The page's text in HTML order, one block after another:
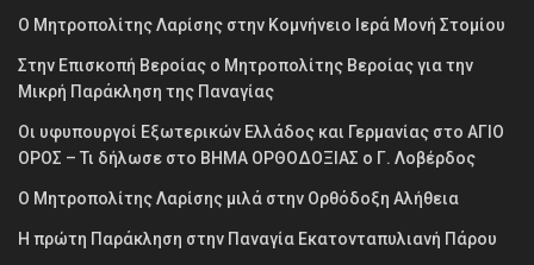
Ο Μητροπολίτης Λαρίσης στην Κομνήνειο Ιερά Μονή Στομίου
Στην Επισκοπή Βεροίας ο Μητροπολίτης Βεροίας για την
Μικρή Παράκληση της Παναγίας
Οι υφυπουργοί Εξωτερικών Ελλάδος και Γερμανίας στο ΑΓΙΟ
ΟΡΟΣ – Τι δήλωσε στο ΒΗΜΑ ΟΡΘΟΔΟΞΙΑΣ ο Γ. Λοβέρδος
Ο Μητροπολίτης Λαρίσης μιλά στην Ορθόδοξη Αλήθεια
Η πρώτη Παράκληση στην Παναγία Εκατονταπυλιανή Πάρου